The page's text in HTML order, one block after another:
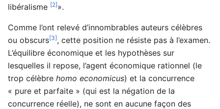
libéralisme [2]».
Comme l’ont relevé d’innombrables auteurs célèbres
ou obscurs[3], cette position ne résiste pas à l’examen.
L’équilibre économique et les hypothèses sur
lesquelles il repose, l’agent économique rationnel (le
trop célèbre homo economicus) et la concurrence
« pure et parfaite » (qui est la négation de la
concurrence réelle), ne sont en aucune façon des